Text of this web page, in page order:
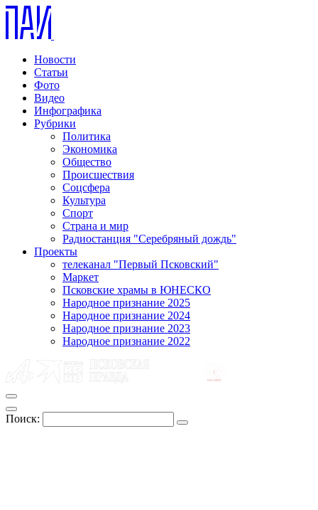
Новости
Статьи
Фото
Видео
Инфографика
Рубрики
Политика
Экономика
Общество
Происшествия
Соцсфера
Культура
Спорт
Страна и мир
Радиостанция "Серебряный дождь"
Проекты
телеканал "Первый Псковский"
Маркет
Псковские храмы в ЮНЕСКО
Народное признание 2025
Народное признание 2024
Народное признание 2023
Народное признание 2022
Поиск: